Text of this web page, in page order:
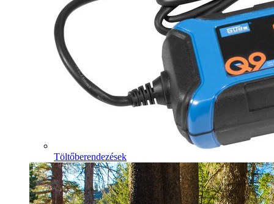
Töltőberendezések